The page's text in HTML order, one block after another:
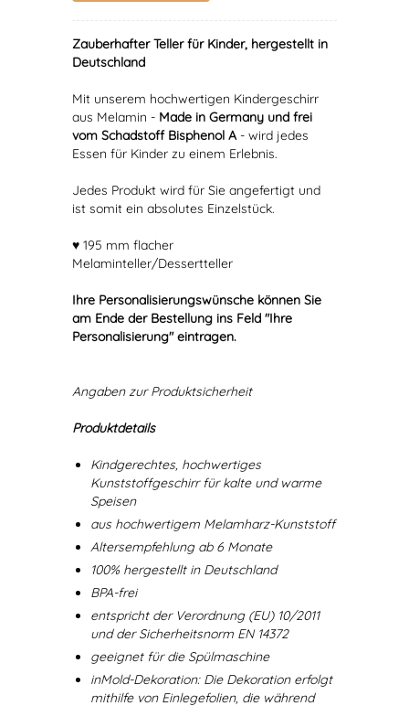
Zauberhafter Teller für Kinder, hergestellt in
Deutschland
Mit unserem hochwertigen Kindergeschirr
aus Melamin - Made in Germany und frei
vom Schadstoff Bisphenol A- wird jedes
Essen für Kinder zu einem Erlebnis.
Jedes Produkt wird für Sie angefertigt und
ist somit ein absolutes Einzelstück.
♥ 195 mm flacher
Melaminteller/Dessertteller
Ihre Personalisierungswünsche können Sie
am Ende der Bestellung ins Feld "Ihre
Personalisierung" eintragen.
Angaben zur Produktsicherheit
Produktdetails
Kindgerechtes, hochwertiges
Kunststoffgeschirr für kalte und warme
Speisen
aus hochwertigem Melamharz-Kunststoff
Altersempfehlung ab 6 Monate
100% hergestellt in Deutschland
BPA-frei
entspricht der Verordnung (EU) 10/2011
und der Sicherheitsnorm EN 14372
geeignet für die Spülmaschine
inMold-Dekoration: Die Dekoration erfolgt
mithilfe von Einlegefolien, die während